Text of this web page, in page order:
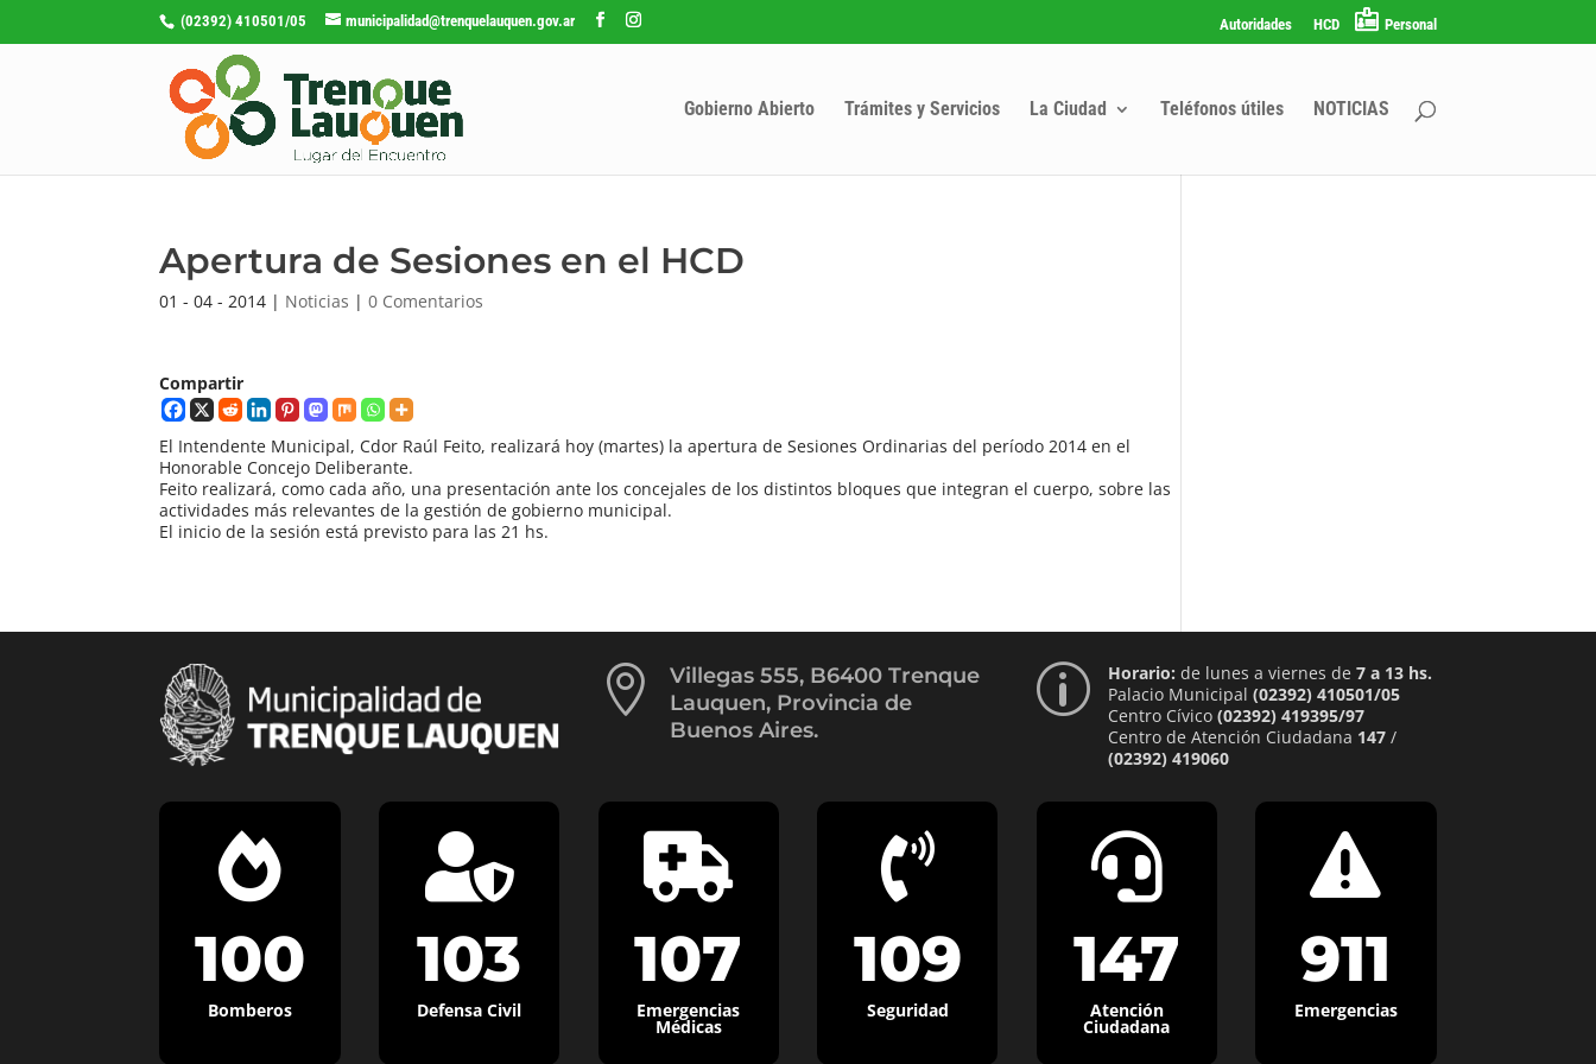
(02392) 410501/05 municipalidad@trenquelauquen.gov.ar Autoridades HCD Personal
Gobierno Abierto Trámites y Servicios La Ciudad Teléfonos útiles NOTICIAS
Apertura de Sesiones en el HCD
01 - 04 - 2014 | Noticias |0 Comentarios
Compartir
El Intendente Municipal, Cdor Raúl Feito, realizará hoy (martes) la apertura de Sesiones Ordinarias del período 2014 en el
Honorable Concejo Deliberante.
Feito realizará, como cada año, una presentación ante los concejales de los distintos bloques que integran el cuerpo, sobre las
actividades más relevantes de la gestión de gobierno municipal.
El inicio de la sesión está previsto para las 21 hs.

Villegas 555, B6400 Trenque
Lauquen, Provincia de
Buenos Aires.
p Horario: de lunes a viernes de 7 a 13 hs.
Palacio Municipal (02392) 410501/05
Centro Cívico (02392) 419395/97
Centro de Atención Ciudadana 147/
(02392) 419060

100
Bomberos

103
Defensa Civil

107
Emergencias
Médicas

109
Seguridad

147
Atención
Ciudadana

911
Emergencias